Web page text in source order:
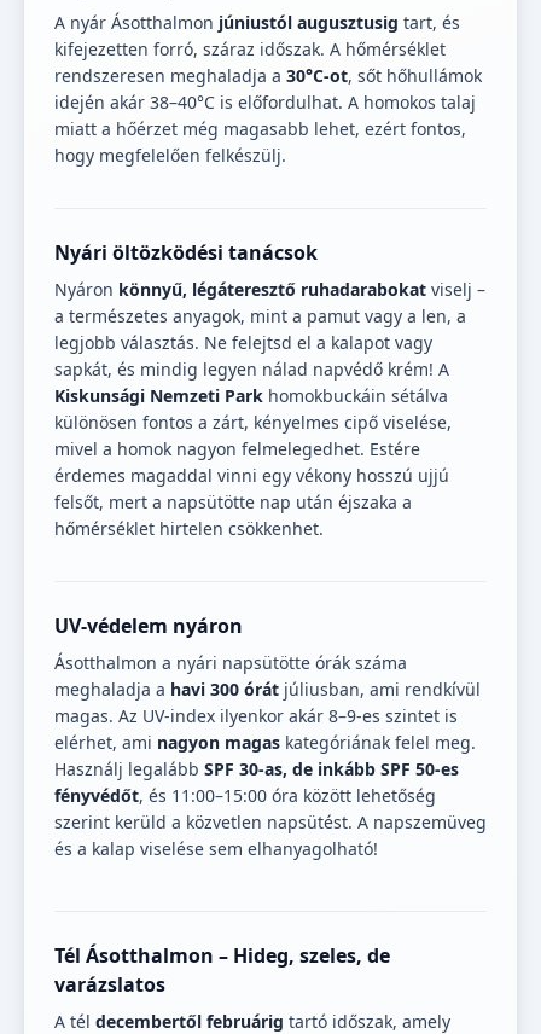
A nyár Ásotthalmon júniustól augusztusig tart, és
kifejezetten forró, száraz időszak. A hőmérséklet
rendszeresen meghaladja a 30°C-ot, sőt hőhullámok
idején akár 38–40°C is előfordulhat. A homokos talaj
miatt a hőérzet még magasabb lehet, ezért fontos,
hogy megfelelően felkészülj.
Nyári öltözködési tanácsok
Nyáron könnyű, légáteresztő ruhadarabokat viselj –
a természetes anyagok, mint a pamut vagy a len, a
legjobb választás. Ne felejtsd el a kalapot vagy
sapkát, és mindig legyen nálad napvédő krém! A
Kiskunsági Nemzeti Park homokbuckáin sétálva
különösen fontos a zárt, kényelmes cipő viselése,
mivel a homok nagyon felmelegedhet. Estére
érdemes magaddal vinni egy vékony hosszú ujjú
felsőt, mert a napsütötte nap után éjszaka a
hőmérséklet hirtelen csökkenhet.
UV-védelem nyáron
Ásotthalmon a nyári napsütötte órák száma
meghaladja a havi 300 órát júliusban, ami rendkívül
magas. Az UV-index ilyenkor akár 8–9-es szintet is
elérhet, ami nagyon magas kategóriának felel meg.
Használj legalább SPF 30-as, de inkább SPF 50-es
fényvédőt, és 11:00–15:00 óra között lehetőség
szerint kerüld a közvetlen napsütést. A napszemüveg
és a kalap viselése sem elhanyagolható!
Tél Ásotthalmon – Hideg, szeles, de
varázslatos
A tél decembertől februárig tartó időszak, amely